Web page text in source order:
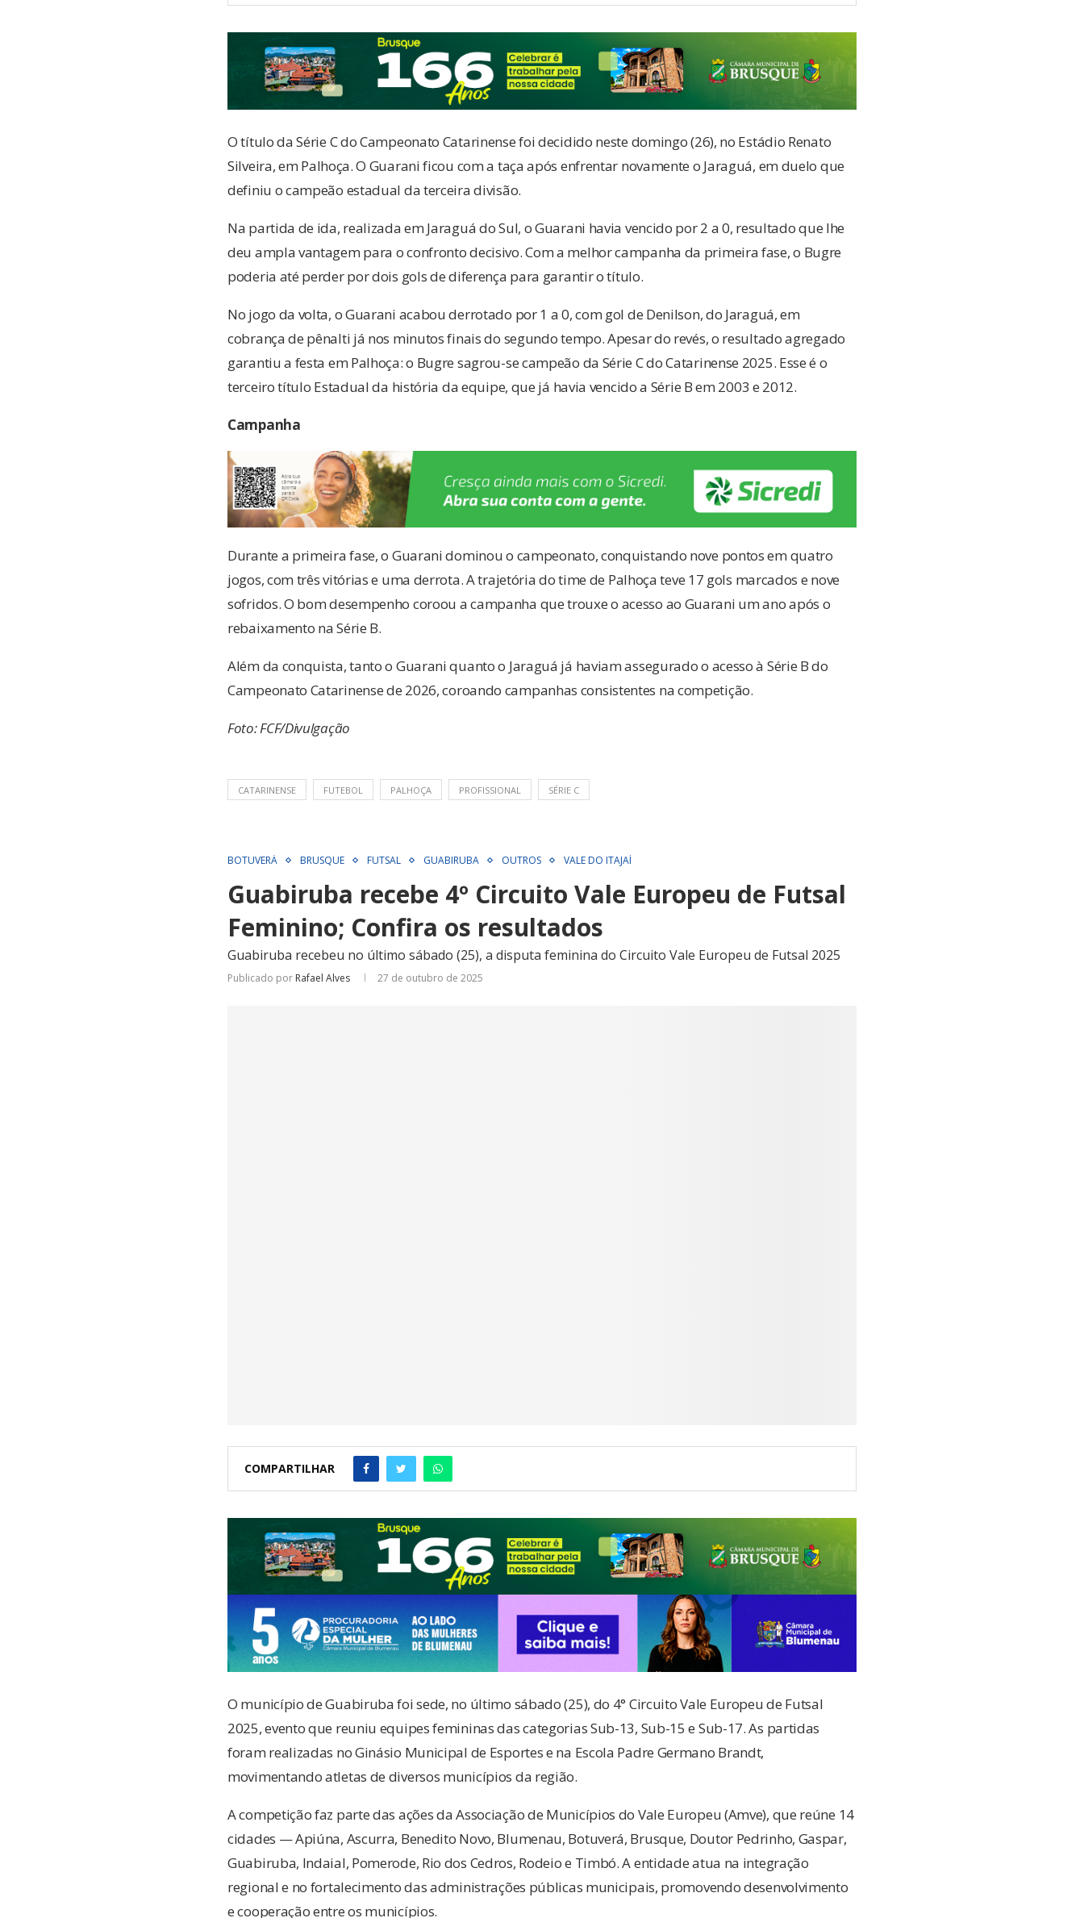
O título da Série C do Campeonato Catarinense foi decidido neste domingo (26), no Estádio Renato
Silveira, em Palhoça. O Guarani ficou com a taça após enfrentar novamente o Jaraguá, em duelo que
definiu o campeão estadual da terceira divisão.
Na partida de ida, realizada em Jaraguá do Sul, o Guarani havia vencido por 2 a 0, resultado que lhe
deu ampla vantagem para o confronto decisivo. Com a melhor campanha da primeira fase, o Bugre
poderia até perder por dois gols de diferença para garantir o título.
No jogo da volta, o Guarani acabou derrotado por 1 a 0, com gol de Denilson, do Jaraguá, em
cobrança de pênalti já nos minutos finais do segundo tempo. Apesar do revés, o resultado agregado
garantiu a festa em Palhoça: o Bugre sagrou-se campeão da Série C do Catarinense 2025. Esse é o
terceiro título Estadual da história da equipe, que já havia vencido a Série B em 2003 e 2012.
Campanha
Durante a primeira fase, o Guarani dominou o campeonato, conquistando nove pontos em quatro
jogos, com três vitórias e uma derrota. A trajetória do time de Palhoça teve 17 gols marcados e nove
sofridos. O bom desempenho coroou a campanha que trouxe o acesso ao Guarani um ano após o
rebaixamento na Série B.
Além da conquista, tanto o Guarani quanto o Jaraguá já haviam assegurado o acesso à Série B do
Campeonato Catarinense de 2026, coroando campanhas consistentes na competição.
Foto: FCF/Divulgação
CATARINENSE FUTEBOL PALHOÇA PROFISSIONAL SÉRIE C
BOTUVERÁ BRUSQUE FUTSAL GUABIRUBA OUTROS VALE DO ITAJAÍ
Guabiruba recebe 4º Circuito Vale Europeu de Futsal
Feminino; Confira os resultados
Guabiruba recebeu no último sábado (25), a disputa feminina do Circuito Vale Europeu de Futsal 2025
Publicado por Rafael Alves 27 de outubro de 2025
COMPARTILHAR
O município de Guabiruba foi sede, no último sábado (25), do 4° Circuito Vale Europeu de Futsal
2025, evento que reuniu equipes femininas das categorias Sub-13, Sub-15 e Sub-17. As partidas
foram realizadas no Ginásio Municipal de Esportes e na Escola Padre Germano Brandt,
movimentando atletas de diversos municípios da região.
A competição faz parte das ações da Associação de Municípios do Vale Europeu (Amve), que reúne 14
cidades — Apiúna, Ascurra, Benedito Novo, Blumenau, Botuverá, Brusque, Doutor Pedrinho, Gaspar,
Guabiruba, Indaial, Pomerode, Rio dos Cedros, Rodeio e Timbó. A entidade atua na integração
regional e no fortalecimento das administrações públicas municipais, promovendo desenvolvimento
e cooperação entre os municípios.